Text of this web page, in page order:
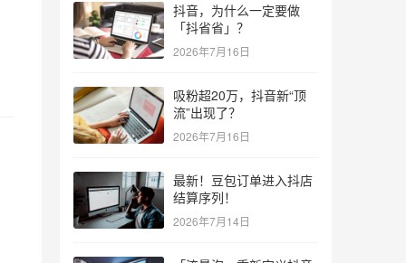
抖音，为什么一定要做
「抖省省」？
2026年7月16日
吸粉超20万，抖音新“顶
流”出现了？
2026年7月16日
最新！豆包订单进入抖店
结算序列！
2026年7月14日